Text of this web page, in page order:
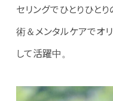
セリングでひとりひと
術＆メンタルケアでオ
して活躍中。